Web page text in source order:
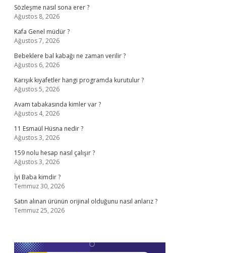
Sözleşme nasıl sona erer ?
Ağustos 8, 2026
Kafa Genel müdür ?
Ağustos 7, 2026
Bebeklere bal kabağı ne zaman verilir ?
Ağustos 6, 2026
Karışık kıyafetler hangi programda kurutulur ?
Ağustos 5, 2026
Avam tabakasında kimler var ?
Ağustos 4, 2026
11 Esmaül Hüsna nedir ?
Ağustos 3, 2026
159 nolu hesap nasıl çalışır ?
Ağustos 3, 2026
İyi Baba kimdir ?
Temmuz 30, 2026
Satın alınan ürünün orijinal olduğunu nasıl anlarız ?
Temmuz 25, 2026